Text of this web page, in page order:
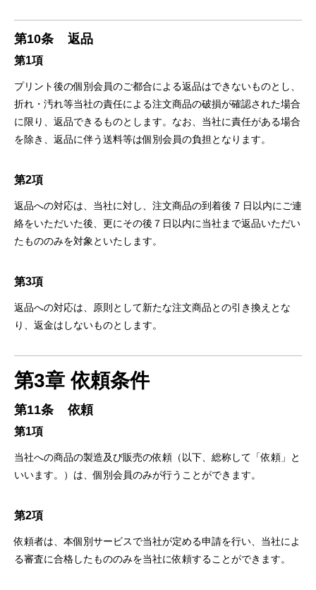
第10条 返品
第1項
プリント後の個別会員のご都合による返品はできないものとし、
折れ・汚れ等当社の責任による注⽂商品の破損が確認された場合
に限り、返品できるものとします。なお、当社に責任がある場合
を除き、返品に伴う送料等は個別会員の負担となります。
第2項
返品への対応は、当社に対し、注⽂商品の到着後 7 ⽇以内にご連
絡をいただいた後、更にその後７⽇以内に当社まで返品いただい
たもののみを対象といたします。
第3項
返品への対応は、原則として新たな注⽂商品との引き換えとな
り、返⾦はしないものとします。
第3章 依頼条件
第11条 依頼
第1項
当社への商品の製造及び販売の依頼（以下、総称して「依頼」と
いいます。）は、個別会員のみが⾏うことができます。
第2項
依頼者は、本個別サービスで当社が定める申請を⾏い、当社によ
る審査に合格したもののみを当社に依頼することができます。